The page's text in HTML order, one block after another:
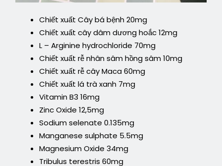
Chiết xuất Cây bá bệnh 20mg
Chiết xuất cây dâm dương hoắc 12mg
L – Arginine hydrochloride 70mg
Chiết xuất rễ nhân sâm hồng sâm 10mg
Chiết xuất rễ cây Maca 60mg
Chiết xuất lá trà xanh 7mg
Vitamin B3 16mg
Zinc Oxide 12,5mg
Sodium selenate 0.135mg
Manganese sulphate 5.5mg
Magnesium Oxide 34mg
Tribulus terestris 60mg